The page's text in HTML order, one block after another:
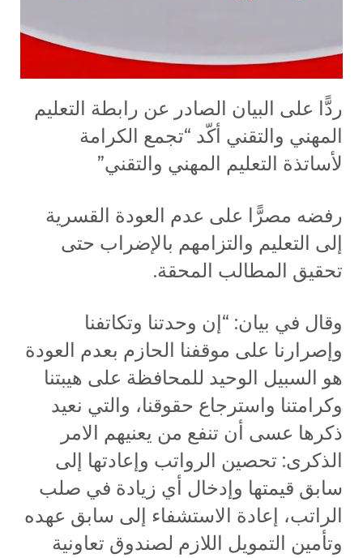
ردًّا على البيان الصادر عن رابطة التعليم
المهني والتقني أكّد “تجمع الكرامة
لأساتذة التعليم المهني والتقني”
رفضه مصرًّا على عدم العودة القسرية
إلى التعليم والتزامهم بالإضراب حتى
تحقيق المطالب المحقة.
وقال في بيان: “إن وحدتنا وتكاتفنا
وإصرارنا على موقفنا الحازم بعدم العودة
هو السبيل الوحيد للمحافظة على هيبتنا
وكرامتنا واسترجاع حقوقنا، والتي نعيد
ذكرها عسى أن تنفع من يعنيهم الامر
الذكرى: تحصين الرواتب وإعادتها إلى
سابق قيمتها وإدخال أي زيادة في صلب
الراتب، إعادة الاستشفاء إلى سابق عهده
وتأمين التمويل اللازم لصندوق تعاونية